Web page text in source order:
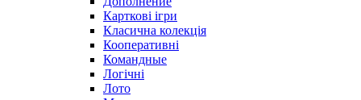
Карткові ігри
Класична колекція
Кооперативні
Командные
Логічні
Лото